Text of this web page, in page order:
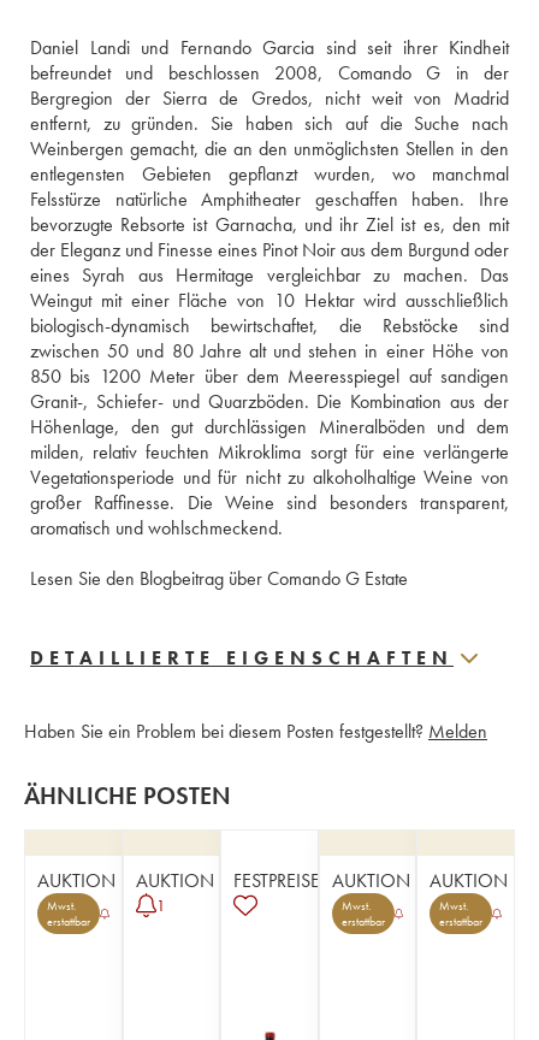
Daniel Landi und Fernando Garcia sind seit ihrer Kindheit
befreundet und beschlossen 2008, Comando G in der
Bergregion der Sierra de Gredos, nicht weit von Madrid
entfernt, zu gründen. Sie haben sich auf die Suche nach
Weinbergen gemacht, die an den unmöglichsten Stellen in den
entlegensten Gebieten gepflanzt wurden, wo manchmal
Felsstürze natürliche Amphitheater geschaffen haben. Ihre
bevorzugte Rebsorte ist Garnacha, und ihr Ziel ist es, den mit
der Eleganz und Finesse eines Pinot Noir aus dem Burgund oder
eines Syrah aus Hermitage vergleichbar zu machen. Das
Weingut mit einer Fläche von 10 Hektar wird ausschließlich
biologisch-dynamisch bewirtschaftet, die Rebstöcke sind
zwischen 50 und 80 Jahre alt und stehen in einer Höhe von
850 bis 1200 Meter über dem Meeresspiegel auf sandigen
Granit-, Schiefer- und Quarzböden. Die Kombination aus der
Höhenlage, den gut durchlässigen Mineralböden und dem
milden, relativ feuchten Mikroklima sorgt für eine verlängerte
Vegetationsperiode und für nicht zu alkoholhaltige Weine von
großer Raffinesse. Die Weine sind besonders transparent,
aromatisch und wohlschmeckend.
Lesen Sie den Blogbeitrag über Comando G Estate
DETAILLIERTE EIGENSCHAFTEN
Haben Sie ein Problem bei diesem Posten festgestellt? Melden
ÄHNLICHE POSTEN
AUKTION
Mwst.
erstattbar
AUKTION
1
FESTPREISE AUKTION
Mwst.
erstattbar
AUKTION
Mwst.
erstattbar